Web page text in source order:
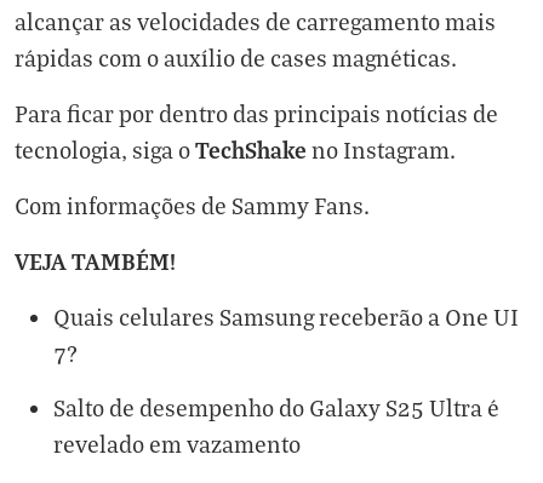
alcançar as velocidades de carregamento mais
rápidas com o auxílio de cases magnéticas.
Para ficar por dentro das principais notícias de
tecnologia, siga oTechShake no Instagram.
Com informações de Sammy Fans.
VEJA TAMBÉM!
Quais celulares Samsung receberão a One UI
7?
Salto de desempenho do Galaxy S25 Ultra é
revelado em vazamento